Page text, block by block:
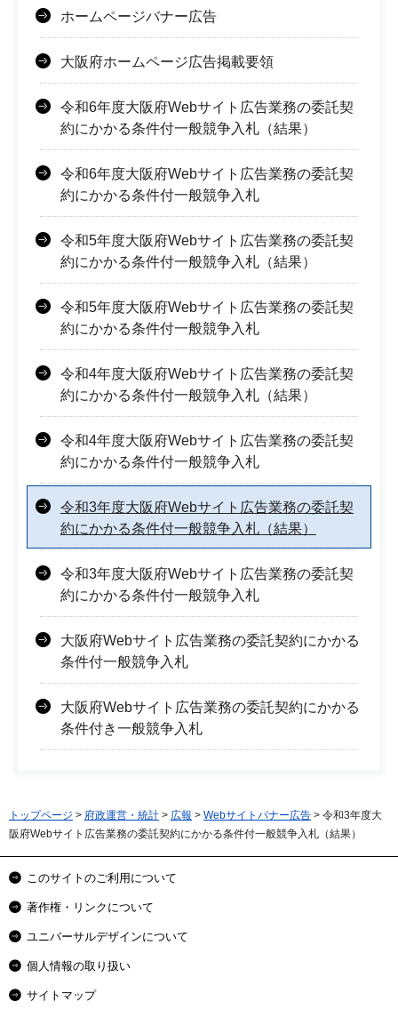
ホームページバナー広告
大阪府ホームページ広告掲載要領
令和6年度大阪府Webサイト広告業務の委託契
約にかかる条件付一般競争入札（結果）
令和6年度大阪府Webサイト広告業務の委託契
約にかかる条件付一般競争入札
令和5年度大阪府Webサイト広告業務の委託契
約にかかる条件付一般競争入札（結果）
令和5年度大阪府Webサイト広告業務の委託契
約にかかる条件付一般競争入札
令和4年度大阪府Webサイト広告業務の委託契
約にかかる条件付一般競争入札（結果）
令和4年度大阪府Webサイト広告業務の委託契
約にかかる条件付一般競争入札
令和3年度大阪府Webサイト広告業務の委託契
約にかかる条件付一般競争入札（結果）
令和3年度大阪府Webサイト広告業務の委託契
約にかかる条件付一般競争入札
大阪府Webサイト広告業務の委託契約にかかる
条件付一般競争入札
大阪府Webサイト広告業務の委託契約にかかる
条件付き一般競争入札
トップページ > 府政運営・統計 > 広報 > Webサイトバナー広告 > 令和3年度大
阪府Webサイト広告業務の委託契約にかかる条件付一般競争入札（結果）
このサイトのご利用について
著作権・リンクについて
ユニバーサルデザインについて
個人情報の取り扱い
サイトマップ